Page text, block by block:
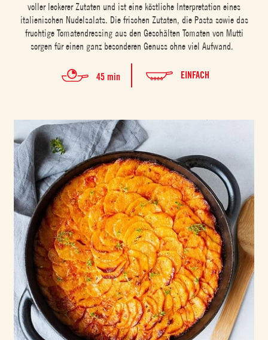
voller leckerer Zutaten und ist eine köstliche Interpretation eines
italienischen Nudelsalats. Die frischen Zutaten, die Pasta sowie das
fruchtige Tomatendressing aus den Geschälten Tomaten von Mutti
sorgen für einen ganz besonderen Genuss ohne viel Aufwand.
45 min EINFACH